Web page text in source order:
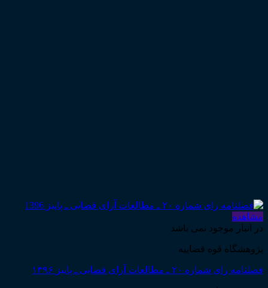
مشاهده
در انبار موجود نمی باشد
پژوهشگاه قوه قضاییه
فصلنامه رای شماره ۲۰ ـ مطالعات آرای قضایی ـ پاییز ۱۳۹۶